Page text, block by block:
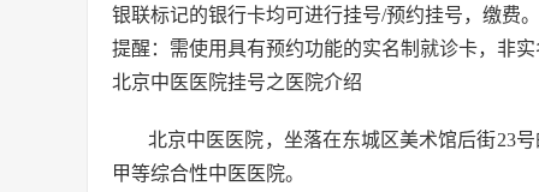
银联标记的银行卡均可进行挂号/预约挂号，缴费。
提醒：需使用具有预约功能的实名制就诊卡，非
北京中医医院挂号之医院介绍
北京中医医院，坐落在东城区美术馆后街23
甲等综合性中医医院。